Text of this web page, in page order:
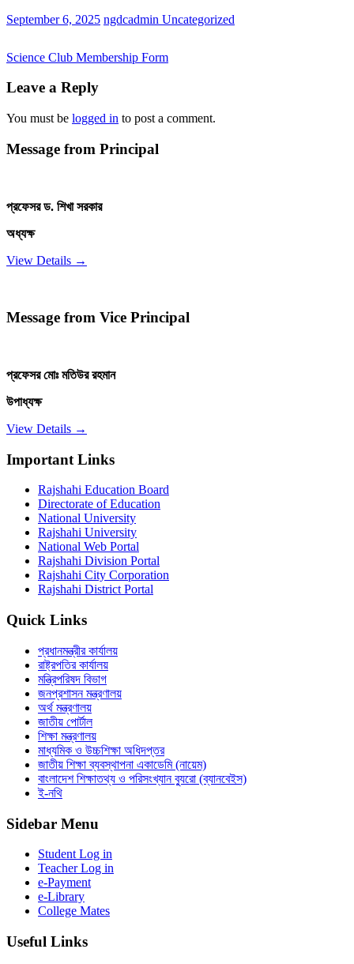
September 6, 2025 ngdcadmin Uncategorized
Science Club Membership Form
Leave a Reply
You must be logged in to post a comment.
Message from Principal
প্রফেসর ড. শিখা সরকার
অধ্যক্ষ
View Details →
Message from Vice Principal
প্রফেসর মোঃ মতিউর রহমান
উপাধ্যক্ষ
View Details →
Important Links
Rajshahi Education Board
Directorate of Education
National University
Rajshahi University
National Web Portal
Rajshahi Division Portal
Rajshahi City Corporation
Rajshahi District Portal
Quick Links
প্রধানমন্ত্রীর কার্যালয়
রাষ্ট্রপতির কার্যালয়
মন্ত্রিপরিষদ বিভাগ
জনপ্রশাসন মন্ত্রণালয়
অর্থ মন্ত্রণালয়
জাতীয় পোর্টাল
শিক্ষা মন্ত্রণালয়
মাধ্যমিক ও উচ্চশিক্ষা অধিদপ্তর
জাতীয় শিক্ষা ব্যবস্থাপনা একাডেমি (নায়েম)
বাংলাদেশ শিক্ষাতথ্য ও পরিসংখ্যান ব্যুরো (ব্যানবেইস)
ই-নথি
Sidebar Menu
Student Log in
Teacher Log in
e-Payment
e-Library
College Mates
Useful Links